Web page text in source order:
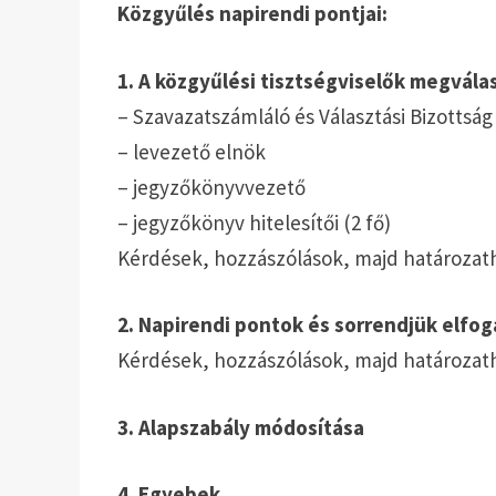
Közgyűlés napirendi pontjai:
1. A közgyűlési tisztségviselők
– Szavazatszámláló és Választási Bizottság
– levezető elnök
– jegyzőkönyvvezető
– jegyzőkönyv hitelesítői (2 fő)
Kérdések, hozzászólások, majd
2. Napirendi pontok és sorrendjük
Kérdések, hozzászólások, majd
3. Alapszabály módosítása